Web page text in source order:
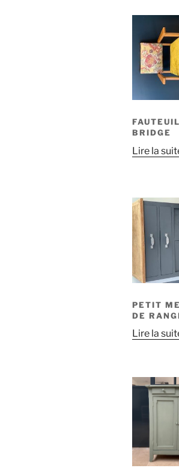
FAUTEUIL
BRIDGE
Lire la
PETIT
DE
Lire la